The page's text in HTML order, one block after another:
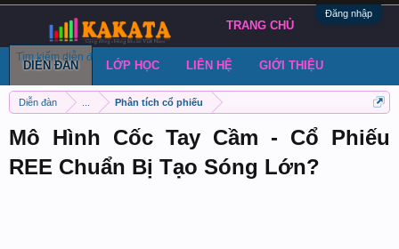
Đăng nhập
Diễn đàn Phân tích cổ phiếu
Mô Hình Cốc Tay Cầm - Cổ Phiếu
REE Chuẩn Bị Tạo Sóng Lớn?
TRANG CHỦ
DIỄN ĐÀN
Tìm kiếm diễn đàn Bài viết gần đây Đăng chủ đề
LỚP HỌC LIÊN HỆ GIỚI THIỆU